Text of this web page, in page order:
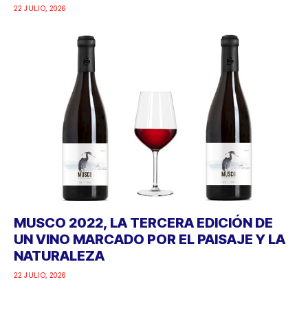
22 JULIO, 2026
MUSCO 2022, LA TERCERA EDICIÓN DE
UN VINO MARCADO POR EL PAISAJE Y LA
NATURALEZA
22 JULIO, 2026